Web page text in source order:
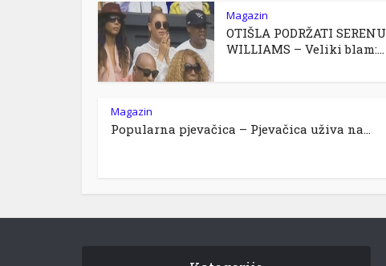
Magazin
OTIŠLA PODRŽATI SERENU
WILLIAMS – Veliki blam:...
Magazin
Popularna pjevačica – Pjevačica uživa na...